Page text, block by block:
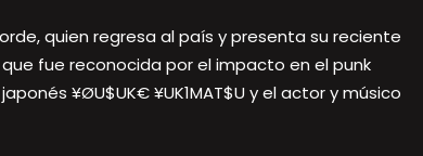
quien regresa al país y presenta su reciente
que fue reconocida por el impacto en el punk
¥ØU$UK€ ¥UK1MAT$U y el actor y músico